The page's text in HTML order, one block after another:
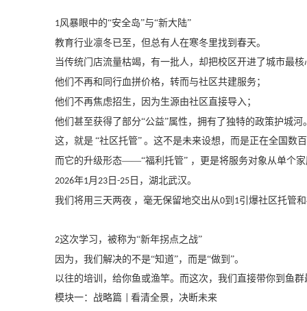
1风暴眼中的“安全岛”与“新大陆”
教育行业凛冬已至，但总有人在寒冬里找到春天。
当传统门店流量枯竭，有一批人，却把校区开进了城市最核
他们不再和同行血拼价格，转而与社区共建服务；
他们不再焦虑招生，因为生源由社区直接导入；
他们甚至获得了部分“公益”属性，拥有了独特的政策护城河
这，就是 “社区托管” 。这不是未来设想，而是正在全国数
而它的升级形态——“福利托管” ，更是将服务对象从单个
2026年1月 23 日 -25 日，湖北武汉。
我们将用 三天两夜 ，毫无保留地交出从0到 1引爆社区托管
2这次学习，被称为“新年拐点之战”
因为，我们解决的不是“知道”，而是“做到”。
以往的培训，给你鱼或渔竿。而这次，我们直接带你到 鱼群
模块一：战略篇
看清全景，决断未来